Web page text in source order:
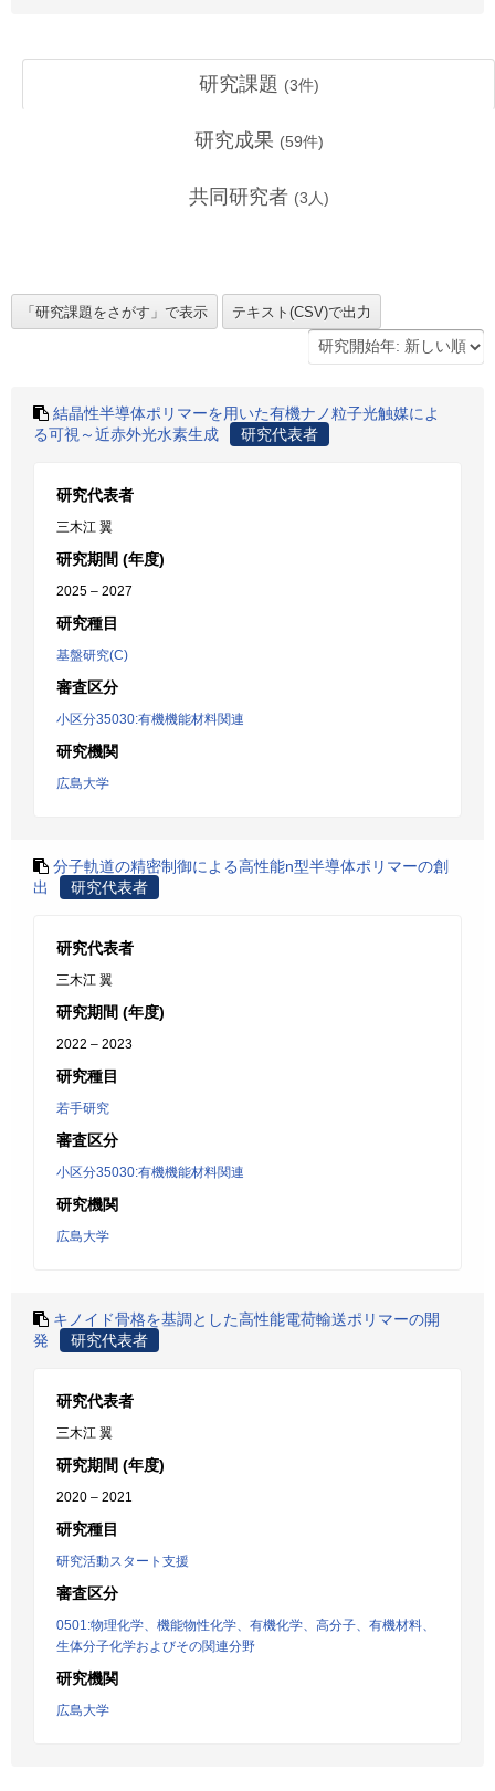
研究課題 (3件)
研究成果 (59件)
共同研究者 (3 人)
結晶性半導体ポリマーを用いた有機ナノ粒子光触媒によ
る可視～近赤外光水素生成
研究代表者
研究代表者
三木江 翼
研究期間 (年度)
2025 – 2027
研究種目
基盤研究(C)
審査区分
小区分35030:有機機能材料関連
研究機関
広島大学
分子軌道の精密制御による高性能n型半導体ポリマーの創
出
研究代表者
研究代表者
三木江 翼
研究期間 (年度)
2022 – 2023
研究種目
若手研究
審査区分
小区分35030:有機機能材料関連
研究機関
広島大学
キノイド骨格を基調とした高性能電荷輸送ポリマーの開
発
研究代表者
研究代表者
三木江 翼
研究期間 (年度)
2020 – 2021
研究種目
研究活動スタート支援
審査区分
0501:物理化学、機能物性化学、有機化学、高分子、有機材料、
生体分子化学およびその関連分野
研究機関
広島大学